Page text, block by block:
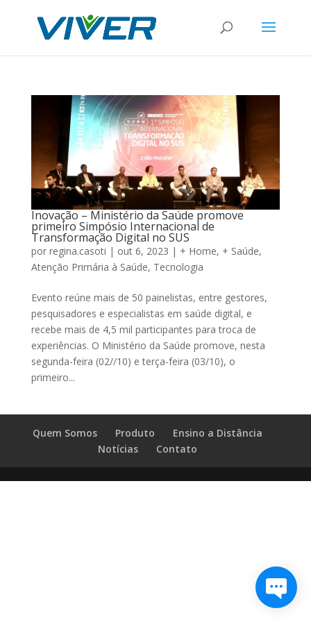
Inovação – Ministério da Saúde promove
primeiro Simpósio Internacional de
Transformação Digital no SUS
por regina.casoti | out 6, 2023 | + Home, + Saúde,
Atenção Primária à Saúde, Tecnologia
Evento reúne mais de 50 painelistas, entre gestores,
pesquisadores e especialistas em saúde digital, e
recebe mais de 4,5 mil participantes para troca de
experiências. O Ministério da Saúde promove, nesta
segunda-feira (02//10) e terça-feira (03/10), o
primeiro...
Quem Somos Produto
Ensino a Distância
Notícias
Contato